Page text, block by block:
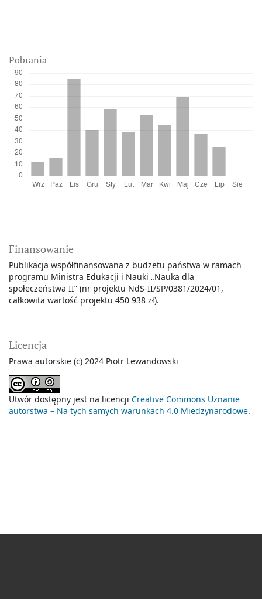
Pobrania
Finansowanie
Publikacja współfinansowana z budżetu państwa w ramach
programu Ministra Edukacji i Nauki „Nauka dla
społeczeństwa II” (nr projektu NdS-II/SP/0381/2024/01,
całkowita wartość projektu 450 938 zł).
Licencja
Prawa autorskie (c) 2024 Piotr Lewandowski
Utwór dostępny jest na licencji Creative Commons Uznanie
autorstwa – Na tych samych warunkach 4.0 Miedzynarodowe.